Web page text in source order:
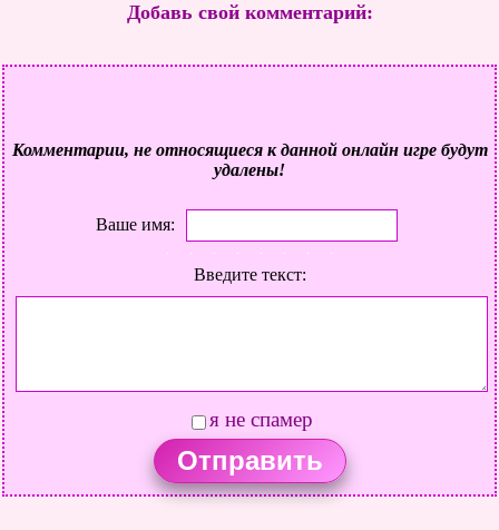
Добавь свой комментарий:
Комментарии, не относящиеся к данной онлайн игре будут
удалены!
Ваше имя:
Введите текст:
я не спамер